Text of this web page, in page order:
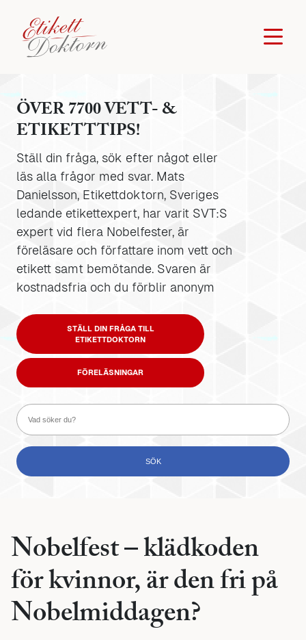
ÖVER 7700 VETT- &
ETIKETTTIPS!
Ställ din fråga, sök efter något eller
läs alla frågor med svar. Mats
Danielsson, Etikettdoktorn, Sveriges
ledande etikettexpert, har varit SVT:S
expert vid flera Nobelfester, är
föreläsare och författare inom vett och
etikett samt bemötande. Svaren är
kostnadsfria och du förblir anonym
STÄLL DIN FRÅGA TILL
ETIKETTDOKTORN
FÖRELÄSNINGAR
Nobelfest – klädkoden
för kvinnor, är den fri på
Nobelmiddagen?